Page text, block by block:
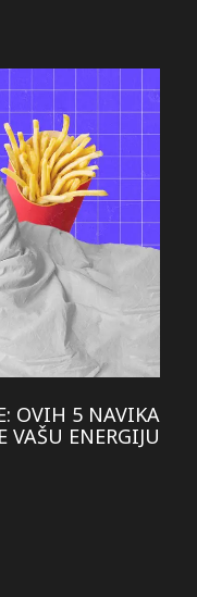
OVIH 5 NAVIKA
VAŠU ENERGIJU